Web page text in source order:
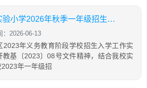
唐山开平区第一实验小学2026年秋季一年级招生工作公告
：2026-06-13
2023年义务教育阶段学校招生入学工作实
教基〔2023〕08号文件精神，结合我校实
年一年级招